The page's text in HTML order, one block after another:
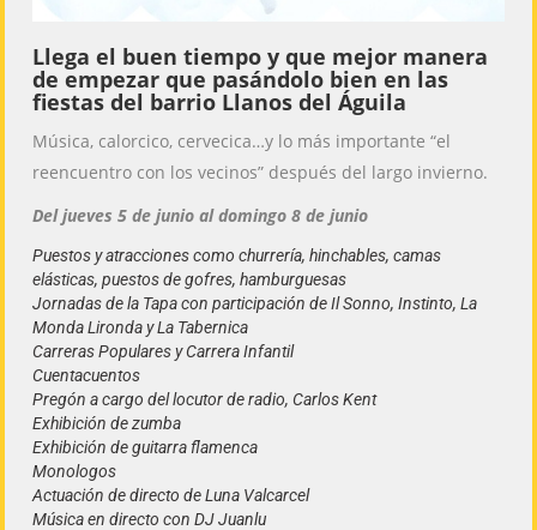
Llega el buen tiempo y que mejor manera
de empezar que pasándolo bien en las
fiestas del barrio Llanos del Águila
Música, calorcico, cervecica…y lo más importante “el
reencuentro con los vecinos” después del largo invierno.
Del jueves 5 de junio al domingo 8 de junio
Puestos y atracciones como churrería, hinchables, camas
elásticas, puestos de gofres, hamburguesas
Jornadas de la Tapa con participación de Il Sonno, Instinto, La
Monda Lironda y La Tabernica
Carreras Populares y Carrera Infantil
Cuentacuentos
Pregón a cargo del locutor de radio, Carlos Kent
Exhibición de zumba
Exhibición de guitarra flamenca
Monologos
Actuación de directo de Luna Valcarcel
Música en directo con DJ Juanlu